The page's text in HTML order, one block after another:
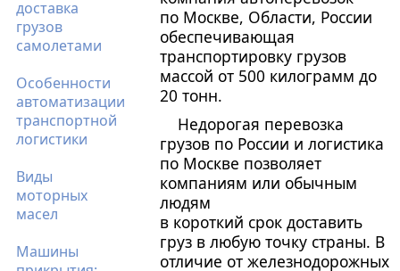
доставка
грузов
самолетами
Особенности
автоматизации
транспортной
логистики
Виды
моторных
масел
Машины
по Москве, Области, России
обеспечивающая
транспортировку грузов
массой от 500 килограмм до
20 тонн.
Недорогая перевозка
грузов по России и логистика
по Москве позволяет
компаниям или обычным
людям
в короткий срок доставить
груз в любую точку страны. В
отличие от железнодорожных